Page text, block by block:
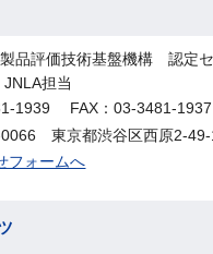
製品評価技術基盤機構 認定
担当
1939 FAX：03-3481-1937
0066 東京都渋谷区西原2-
フォームへ